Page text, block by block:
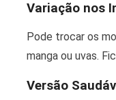
Variação nos
Pode trocar os
manga ou uvas.
Versão